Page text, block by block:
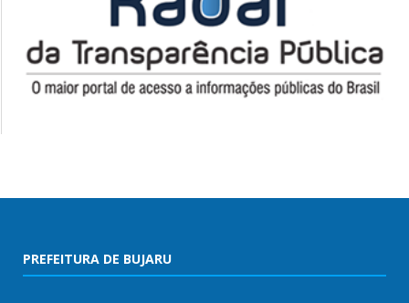
PREFEITURA DE BUJARU